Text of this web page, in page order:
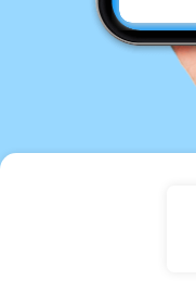
éviter
se
les cas
et le